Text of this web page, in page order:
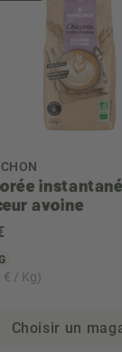
avoine
€ / Kg)
Choisir un